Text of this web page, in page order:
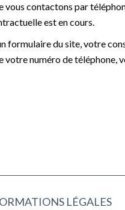
contactons par
est en cours.
formulaire du site, votre
votre numéro de
LÉGALES